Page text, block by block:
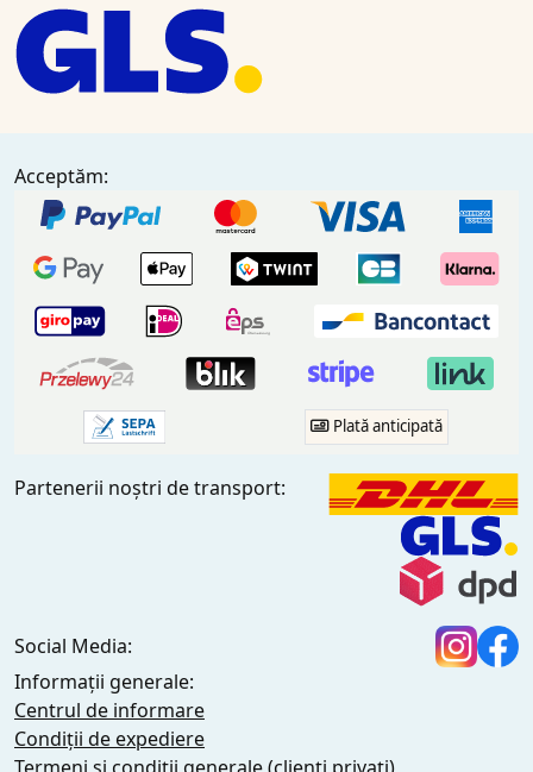
Acceptăm:
Plată anticipată
Partenerii noștri de transport:
Social Media:
Informații generale:
Centrul de informare
Condiții de expediere